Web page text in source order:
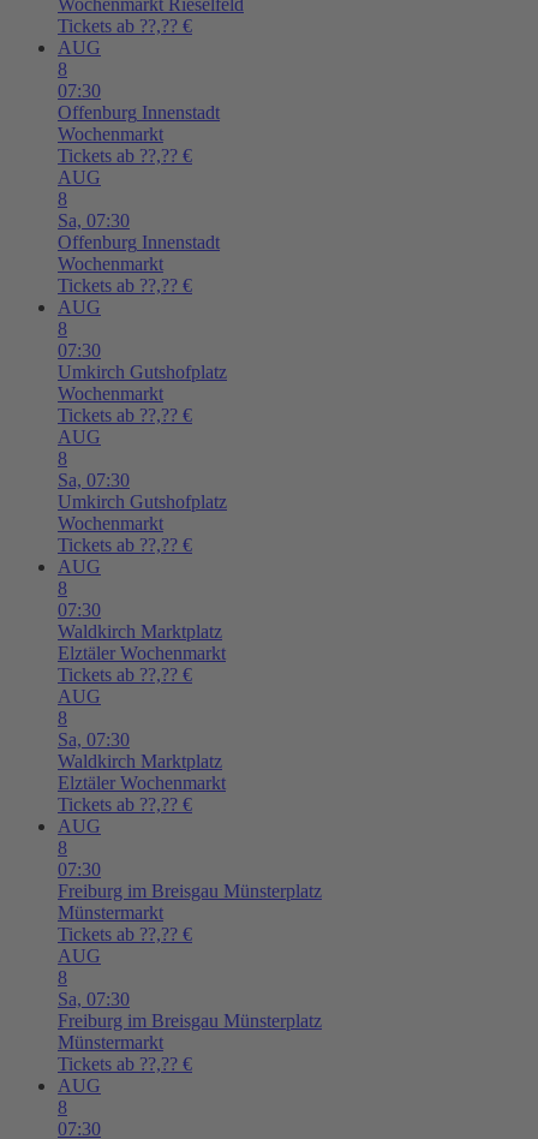
Tickets ab ??,?? €
AUG
8
07:30
Offenburg Innenstadt
Wochenmarkt
Tickets ab ??,?? €
AUG
8
Sa, 07:30
Offenburg Innenstadt
Wochenmarkt
Tickets ab ??,?? €
AUG
8
07:30
Umkirch Gutshofplatz
Wochenmarkt
Tickets ab ??,?? €
AUG
8
Sa, 07:30
Umkirch Gutshofplatz
Wochenmarkt
Tickets ab ??,?? €
AUG
8
07:30
Waldkirch Marktplatz
Elztäler Wochenmarkt
Tickets ab ??,?? €
AUG
8
Sa, 07:30
Waldkirch Marktplatz
Elztäler Wochenmarkt
Tickets ab ??,?? €
AUG
8
07:30
Freiburg im Breisgau Münsterplatz
Münstermarkt
Tickets ab ??,?? €
AUG
8
Sa, 07:30
Freiburg im Breisgau Münsterplatz
Münstermarkt
Tickets ab ??,?? €
AUG
8
07:30